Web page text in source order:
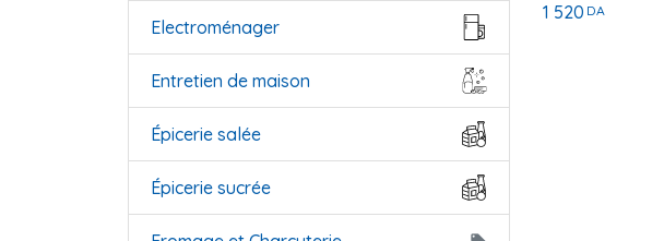
Electroménager
Entretien de maison
Épicerie salée
Épicerie sucrée
1 520 DA